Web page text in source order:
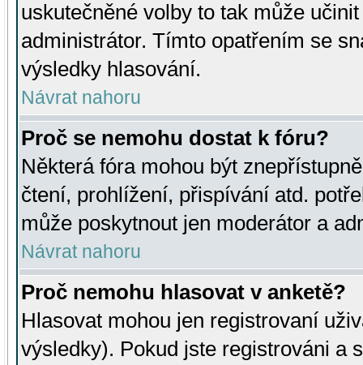
uskutečněné volby to tak může
administrátor. Tímto opatřením se
výsledky hlasování.
Návrat nahoru
Proč se nemohu dostat k fóru?
Některá fóra mohou být
čtení, prohlížení, přispívání atd.
může poskytnout jen moderátor a
Návrat nahoru
Proč nemohu hlasovat v anketě?
Hlasovat mohou jen registrovaní
výsledky). Pokud jste registrováni a